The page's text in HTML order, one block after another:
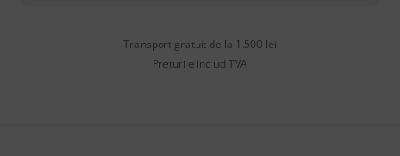
Transport gratuit de la 1.500 lei
Preturile includ TVA